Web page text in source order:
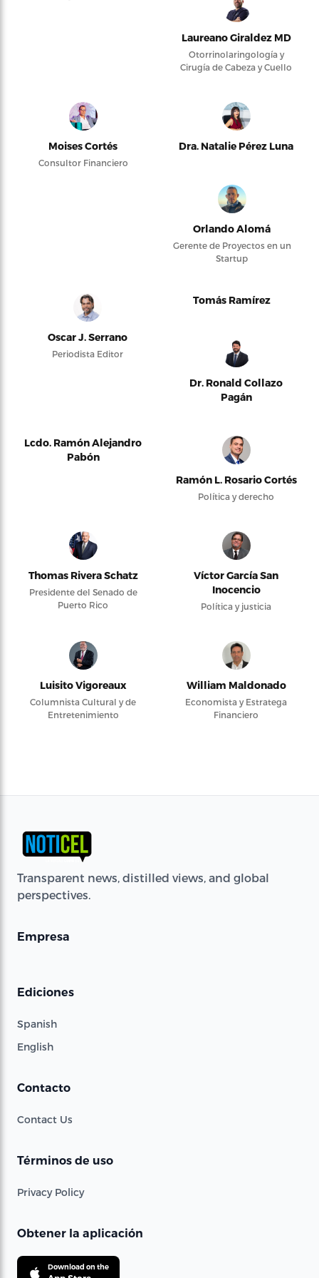
Laureano Giraldez MD
Otorrinolaringología y
Cirugía de Cabeza y Cuello
Moises Cortés
Consultor Financiero
Dra. Natalie Pérez Luna
Orlando Alomá
Gerente de Proyectos en un
Startup
Oscar J. Serrano
Periodista Editor
Tomás Ramírez
Dr. Ronald Collazo
Pagán
Lcdo. Ramón Alejandro
Pabón
Ramón L. Rosario Cortés
Política y derecho
Thomas Rivera Schatz
Presidente del Senado de
Puerto Rico
Víctor García San
Inocencio
Política y justicia
Luisito Vigoreaux
Columnista Cultural y de
Entretenimiento
William Maldonado
Economista y Estratega
Financiero
Transparent news, distilled views, and global
perspectives.
Empresa
Ediciones
Spanish
English
Contacto
Contact Us
Términos de uso
Privacy Policy
Obtener la aplicación
Download on the